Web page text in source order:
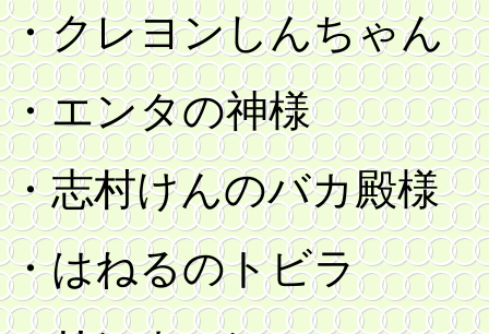
・クレヨンしんちゃん
・エンタの神様
・志村けんのバカ殿様
・はねるのトビラ